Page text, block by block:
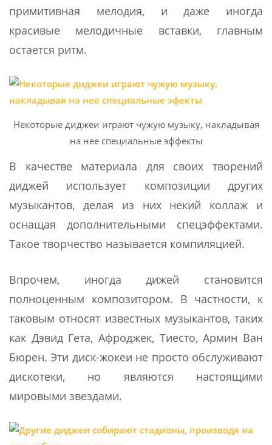
примитивная мелодия, и даже иногда
красивые мелодичные вставки, главным
остается ритм.
Некоторые диджеи играют чужую музыку, накладывая
на нее специальные эффекты
В качестве материала для своих творений
диджей использует композиции других
музыкантов, делая из них некий коллаж и
оснащая дополнительными спецэффектами.
Такое творчество называется компиляцией.
Впрочем, иногда дижей становится
полноценным композитором. В частности, к
таковым относят известных музыкантов, таких
как Дэвид Гета, Афроджек, Тиесто, Армин Ван
Бюрен. Эти диск-жокеи не просто обслуживают
дискотеки, но являются настоящими
мировыми звездами.